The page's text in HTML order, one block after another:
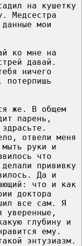
на кушетку
Медсестра
мои
ко мне на
давай.
ничего
потерпишь
же. В общем
парень,
отвели меня
мыть руки и
что
прививку
Да и
что и как
доктора
все сам. Я
уверенные,
глубину и
ему.
энтузиазм.